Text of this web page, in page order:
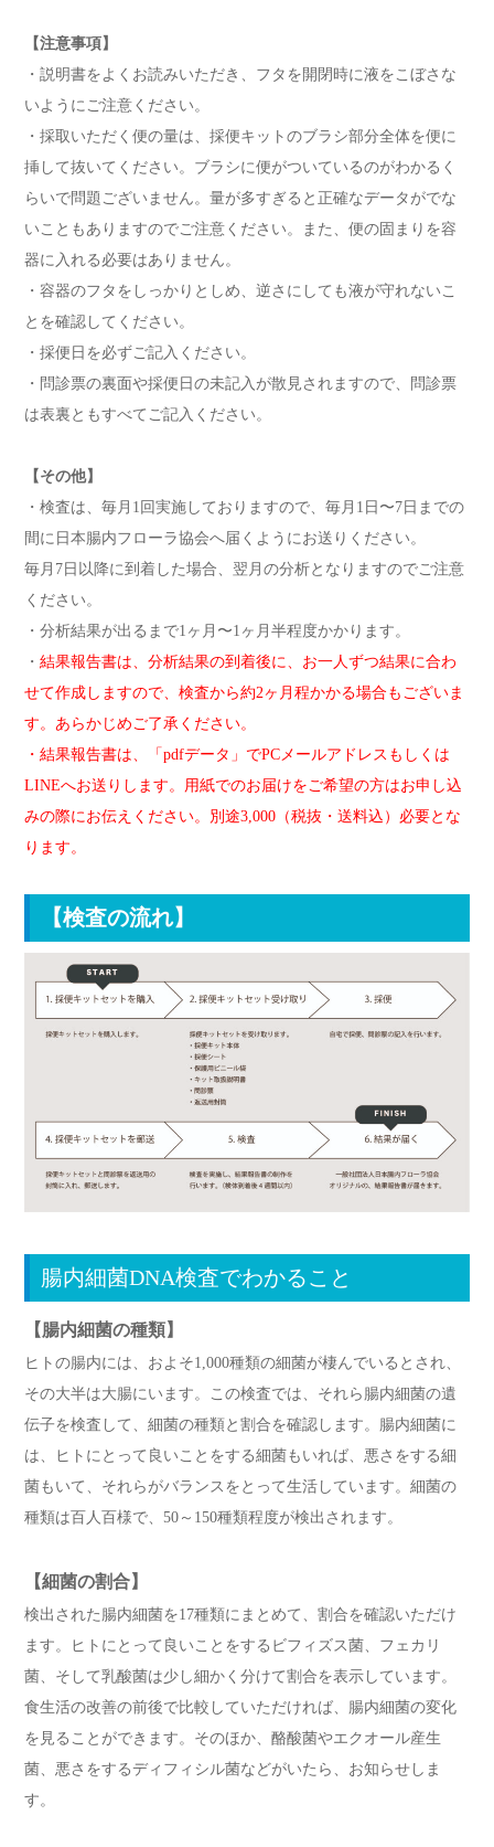
【注意事項】
・説明書をよくお読みいただき、フタを開閉時に液をこぼさな
いようにご注意ください。
・採取いただく便の量は、採便キットのブラシ部分全体を便に
挿して抜いてください。ブラシに便がついているのがわかるく
らいで問題ございません。量が多すぎると正確なデータがでな
いこともありますのでご注意ください。また、便の固まりを容
器に入れる必要はありません。
・容器のフタをしっかりとしめ、逆さにしても液が守れないこ
とを確認してください。
・採便日を必ずご記入ください。
・問診票の裏面や採便日の未記入が散見されますので、問診票
は表裏ともすべてご記入ください。
【その他】
・検査は、毎月1回実施しておりますので、毎月1日〜7日までの
間に日本腸内フローラ協会へ届くようにお送りください。
毎月7日以降に到着した場合、翌月の分析となりますのでご注意
ください。
・分析結果が出るまで1ヶ月〜1ヶ月半程度かかります。
・ 結果報告書は、分析結果の到着後に、お一人ずつ結果に合わ
せて作成しますので、検査から約2ヶ月程かかる場合もございま
す。あらかじめご了承ください。
・結果報告書は、「pdfデータ」でPCメールアドレスもしくは
LINEへお送りします。用紙でのお届けをご希望の方はお申し込
みの際にお伝えください。別途3,000（税抜・送料込 ）必要とな
ります。
【検査の流れ】
腸内細菌DNA検査でわかること
【腸内細菌の種類】
ヒトの腸内には、およそ1,000種類の細菌が棲んでいるとされ、
その大半は大腸にいます。この検査では、それら腸内細菌の遺
伝子を検査して、細菌の種類と割合を確認します。腸内細菌に
は、ヒトにとって良いことをする細菌もいれば、悪さをする細
菌もいて、それらがバランスをとって生活しています。細菌の
種類は百人百様で、50～150種類程度が検出されます。
【細菌の割合】
検出された腸内細菌を17種類にまとめて、割合を確認いただけ
ます。ヒトにとって良いことをするビフィズス菌、フェカリ
菌、そして乳酸菌は少し細かく分けて割合を表示しています。
食生活の改善の前後で比較していただければ、腸内細菌の変化
を見ることができます。そのほか、酪酸菌やエクオール産生
菌、悪さをするディフィシル菌などがいたら、お知らせしま
す。